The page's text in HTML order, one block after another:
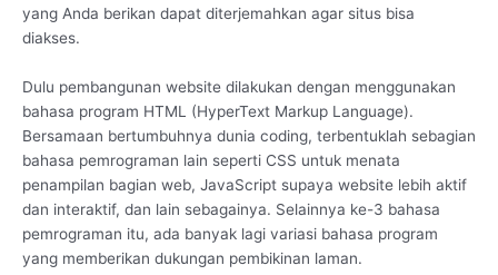
yang Anda berikan dapat diterjemahkan agar situs bisa
diakses.
Dulu pembangunan website dilakukan dengan menggunakan
bahasa program HTML (HyperText Markup Language).
Bersamaan bertumbuhnya dunia coding, terbentuklah sebagian
bahasa pemrograman lain seperti CSS untuk menata
penampilan bagian web, JavaScript supaya website lebih aktif
dan interaktif, dan lain sebagainya. Selainnya ke-3 bahasa
pemrograman itu, ada banyak lagi variasi bahasa program
yang memberikan dukungan pembikinan laman.